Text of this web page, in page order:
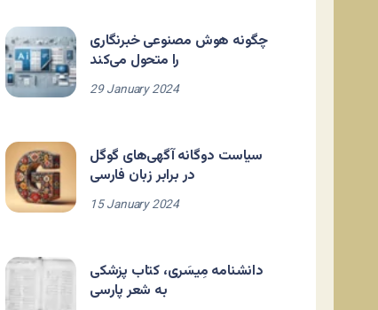
چگونه هوش مصنوعی خبرنگاری
را متحول می‌کند
29 January 2024
سیاست دوگانه آگهی‌های گوگل
در برابر زبان فارسی
15 January 2024
دانشنامه مِیسَری، کتاب پزشکی
به شعر پارسی